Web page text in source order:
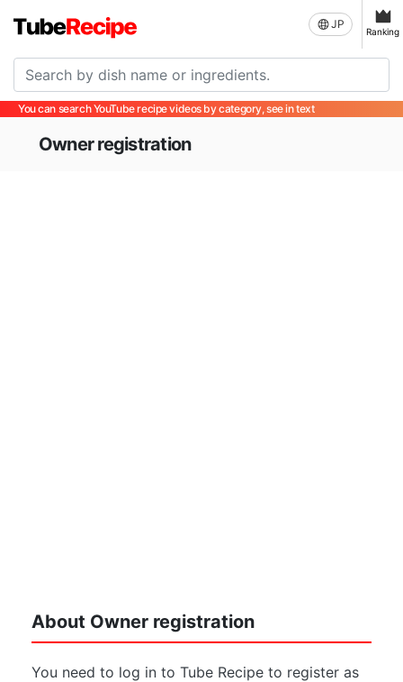
JP
Ranking
You can search YouTube recipe videos by category, see in text
Owner registration
About Owner registration
You need to log in to Tube Recipe to register as